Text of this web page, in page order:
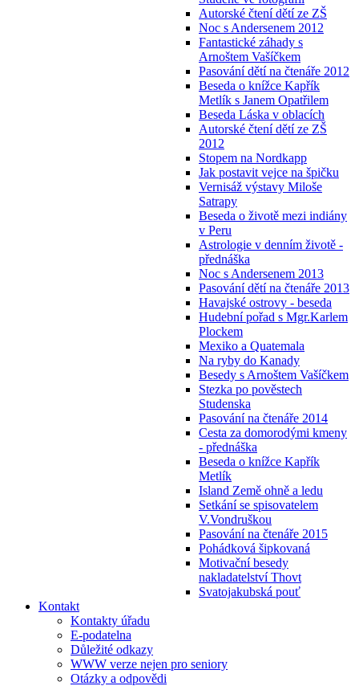
Autorské čtení dětí ze ZŠ
Noc s Andersenem 2012
Fantastické záhady s
Arnoštem Vašíčkem
Pasování dětí na čtenáře 2012
Beseda o knížce Kapřík
Metlík s Janem Opatřilem
Beseda Láska v oblacích
Autorské čtení dětí ze ZŠ
2012
Stopem na Nordkapp
Jak postavit vejce na špičku
Vernisáž výstavy Miloše
Satrapy
Beseda o životě mezi indiány
v Peru
Astrologie v denním životě -
přednáška
Noc s Andersenem 2013
Pasování dětí na čtenáře 2013
Havajské ostrovy - beseda
Hudební pořad s Mgr.Karlem
Plockem
Mexiko a Quatemala
Na ryby do Kanady
Besedy s Arnoštem Vašíčkem
Stezka po pověstech
Studenska
Pasování na čtenáře 2014
Cesta za domorodými kmeny
- přednáška
Beseda o knížce Kapřík
Metlík
Island Země ohně a ledu
Setkání se spisovatelem
V.Vondruškou
Pasování na čtenáře 2015
Pohádková šipkovaná
Motivační besedy
nakladatelství Thovt
Svatojakubská pouť
Kontakt
Kontakty úřadu
E-podatelna
Důležité odkazy
WWW verze nejen pro seniory
Otázky a odpovědi